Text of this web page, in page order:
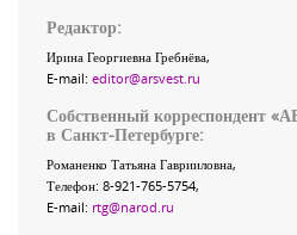
Редактор:
Ирина Георгиевна Гребнёва,
E-mail: editor@arsvest.ru
Собственный корреспондент
в Санкт-Петербурге:
Романенко Татьяна Гаврииловна,
Телефон: 8-921-765-5754,
E-mail: rtg@narod.ru